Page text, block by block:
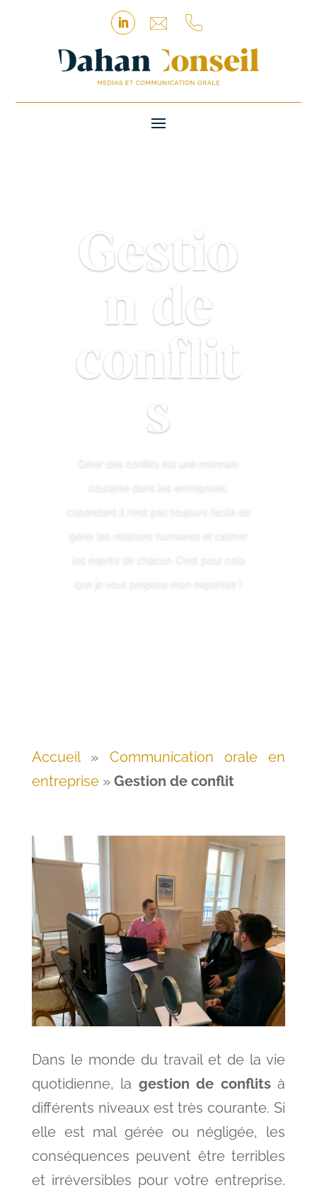
Gestio
n de
conflit
s
Gérer des conflits est une monnaie
courante dans les entreprises,
cependant il n’est pas toujours facile de
gérer les relations humaines et calmer
les esprits de chacun. C’est pour cela
que je vous propose mon expertise !
Accueil» Communication orale en
entreprise» Gestion de conflit
Dans le monde du travail et de la vie
quotidienne, la gestion de conflitsà
différents niveaux est très courante. Si
elle est mal gérée ou négligée, les
conséquences peuvent être terribles
et irréversibles pour votre entreprise.